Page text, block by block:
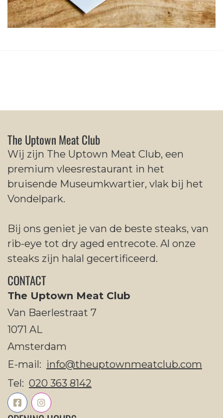
The Uptown Meat Club
Wij zijn The Uptown Meat Club, een
premium vleesrestaurant in het
bruisende Museumkwartier, vlak bij het
Vondelpark.
Bij ons geniet je van de beste steaks, van
rib-eye tot dry aged entrecote. Al onze
steaks zijn halal gecertificeerd.
CONTACT
The Uptown Meat Club
Van Baerlestraat 7
1071 AL
Amsterdam
E-mail: info@theuptownmeatclub.com
Tel: 020 363 8142